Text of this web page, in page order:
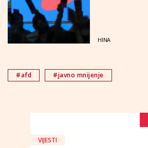
HINA
#afd #javno mnijenje
VIJESTI